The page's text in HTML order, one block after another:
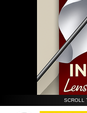
SCROLL